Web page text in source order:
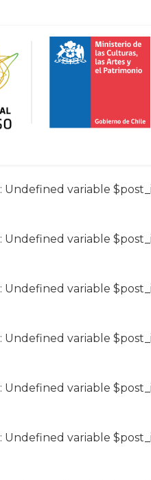
: Undefined variable
: Undefined variable
: Undefined variable
: Undefined variable
: Undefined variable
: Undefined variable